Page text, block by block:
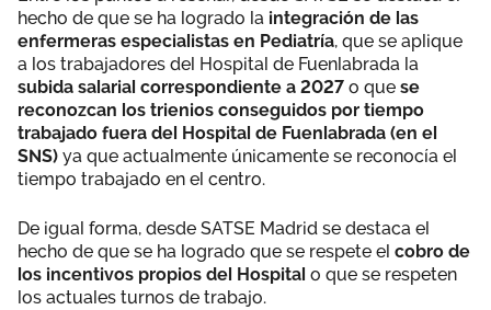
hecho de que se ha logrado la integración de las
enfermeras especialistas en Pediatría, que se aplique
a los trabajadores del Hospital de Fuenlabrada la
subida salarial correspondiente a 2027 o que se
reconozcan los trienios conseguidos por tiempo
trabajado fuera del Hospital de Fuenlabrada (en el
SNS) ya que actualmente únicamente se reconocía el
tiempo trabajado en el centro.
De igual forma, desde SATSE Madrid se destaca el
hecho de que se ha logrado que se respete el cobro de
los incentivos propios del Hospital o que se respeten
los actuales turnos de trabajo.